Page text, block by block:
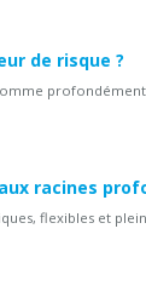
de risque ?
racines
flexibles et